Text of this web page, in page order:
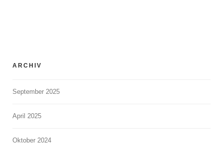
ARCHIV
September 2025
April 2025
Oktober 2024